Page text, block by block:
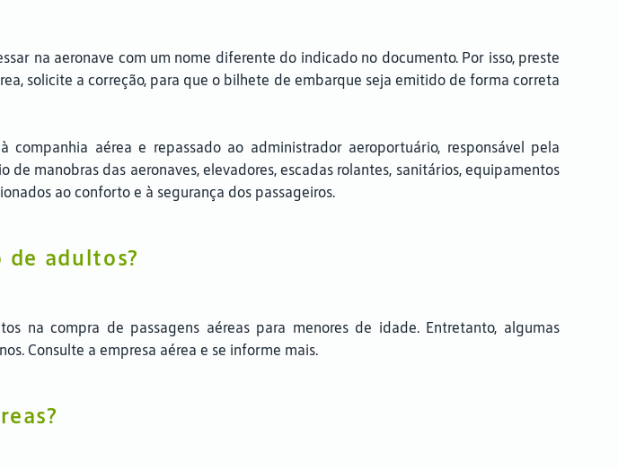
na aeronave com um nome diferente do indicado no documento. Por isso, preste
solicite a correção, para que o bilhete de embarque seja emitido de forma correta
aérea e repassado ao administrador aeroportuário, responsável pela
manobras das aeronaves, elevadores, escadas rolantes, sanitários, equipamentos
ao conforto e à segurança dos passageiros.
de adultos?
na compra de passagens aéreas para menores de idade. Entretanto, algumas
Consulte a empresa aérea e se informe mais.